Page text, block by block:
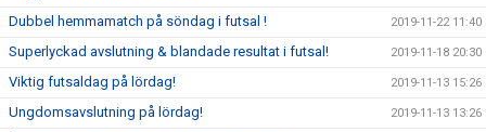
Dubbel hemmamatch på söndag i futsal ! 2019-11-22 11:40
Superlyckad avslutning & blandade resultat i futsal! 2019-11-18 20:30
Viktig futsaldag på lördag! 2019-11-13 15:26
Ungdomsavslutning på lördag! 2019-11-13 13:26